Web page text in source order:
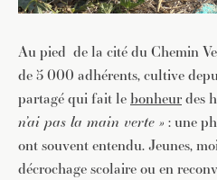
Au pied de la cité du Chemin
de 5 000 adhérents, cultive
partagé qui fait lebonheurdes
n’ai pas la main verte » : une
ont souvent entendu. Jeunes,
décrochage scolaire ou en